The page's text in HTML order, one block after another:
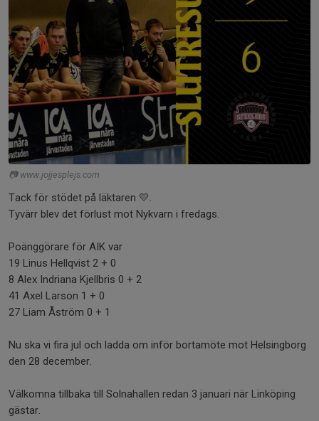
📷 www.jojjesplejs.com
Tack för stödet på läktaren 💛.
Tyvärr blev det förlust mot Nykvarn i fredags.
Poänggörare för AIK var
19 Linus Hellqvist 2 + 0
8 Alex Indriana Kjellbris 0 + 2
41 Axel Larson 1 + 0
27 Liam Åström 0 + 1
Nu ska vi fira jul och ladda om inför bortamöte mot Helsingborg
den 28 december.
Välkomna tillbaka till Solnahallen redan 3 januari när Linköping
gästar.